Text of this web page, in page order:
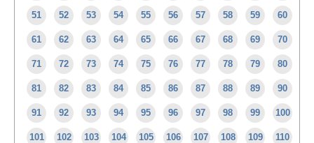
51 52 53 54 55 56 57 58 59 60
61 62 63 64 65 66 67 68 69 70
71 72 73 74 75 76 77 78 79 80
81 82 83 84 85 86 87 88 89 90
91 92 93 94 95 96 97 98 99 100
101 102 103 104 105 106 107 108 109 110